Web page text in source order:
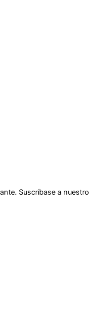
Suscríbase a nuestro